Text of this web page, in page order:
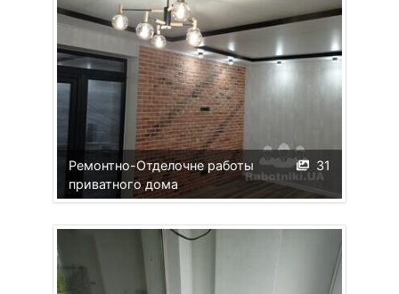
31
Ремонтно-Отделочне работы
приватного дома